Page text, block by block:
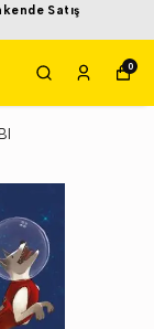
Satış
0